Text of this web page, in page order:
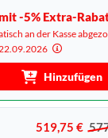
-5% Extra-
an der Kasse
Hinzufügen
519,75 €